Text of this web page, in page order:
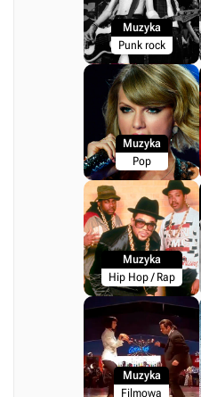
Muzyka
Punk rock
Muzyka
Pop
Muzyka
Hip Hop / Rap
Muzyka
Filmowa